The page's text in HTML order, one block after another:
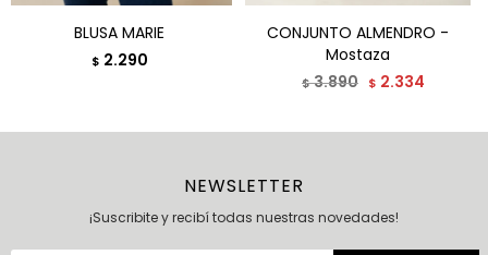
BLUSA MARIE
$ 2.290
CONJUNTO ALMENDRO -
Mostaza
$3.890 $ 2.334
NEWSLETTER
¡Suscribite y recibí todas nuestras novedades!